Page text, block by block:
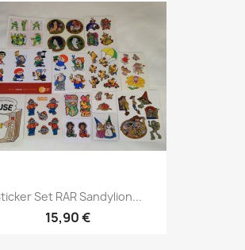
Set RAR Sandylion...
15,90 €